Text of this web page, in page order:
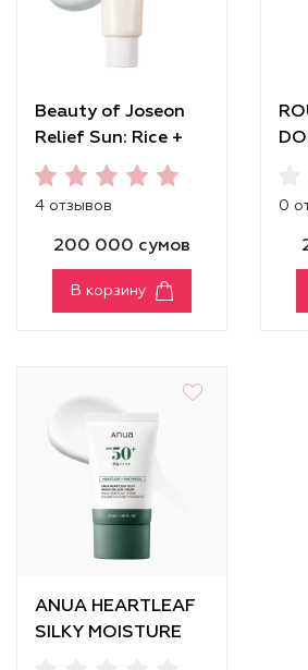
Beauty of Joseon
Relief Sun: Rice +
Probiotics SPF50+
PA++++
4 отзывов
200 000 сумов
В корзину
0
ANUA HEARTLEAF
SILKY MOISTURE